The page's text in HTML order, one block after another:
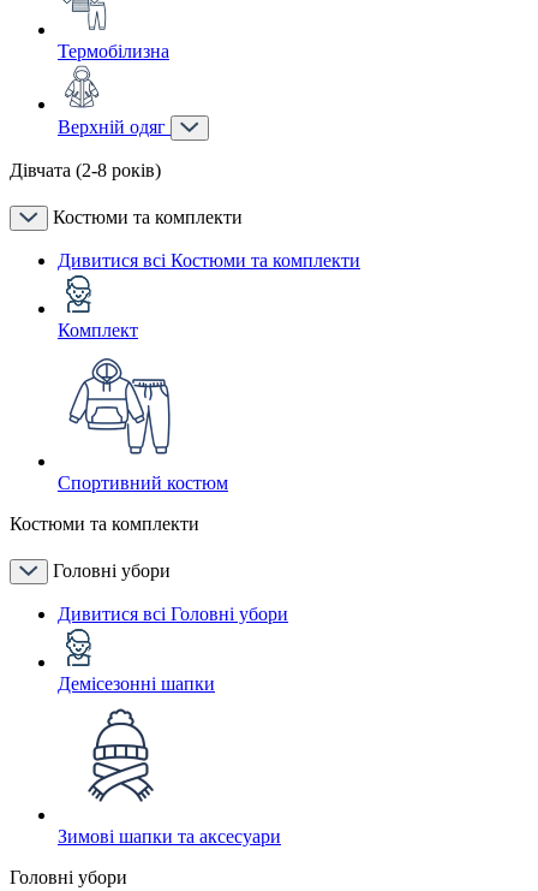
Термобілизна
Верхній одяг
Дівчата (2-8 років)
Костюми та комплекти
Дивитися всі Костюми та комплекти
Комплект
Спортивний костюм
Костюми та комплекти
Головні убори
Дивитися всі Головні убори
Демісезонні шапки
Зимові шапки та аксесуари
Головні убори